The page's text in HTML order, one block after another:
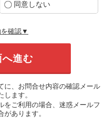
同意しない
確認▼
、お問合せ内容の確認メール
します。
ご利用の場合、迷惑メールフ
があります。